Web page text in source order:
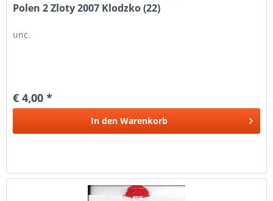
Polen 2 Zloty 2007 Klodzko (22)
unc.
€ 4,00 *
In den Warenkorb